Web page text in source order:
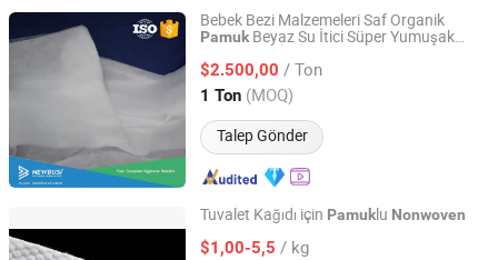
Bebek Bezi Malzemeleri Saf Organik
PamukBeyaz Su İtici Süper Yumuşak
$2.500,00 / Ton
1 Ton (MOQ)
Talep Gönder
Quanzhou Newbusi Import & Export Co., Ltd.
Fujian, China Fiyat 2018
Tuvalet Kağıdı için Pamuklu Nonwoven
$1,00-5,5 / kg
Huzhou Raylane New Materials Co., Ltd